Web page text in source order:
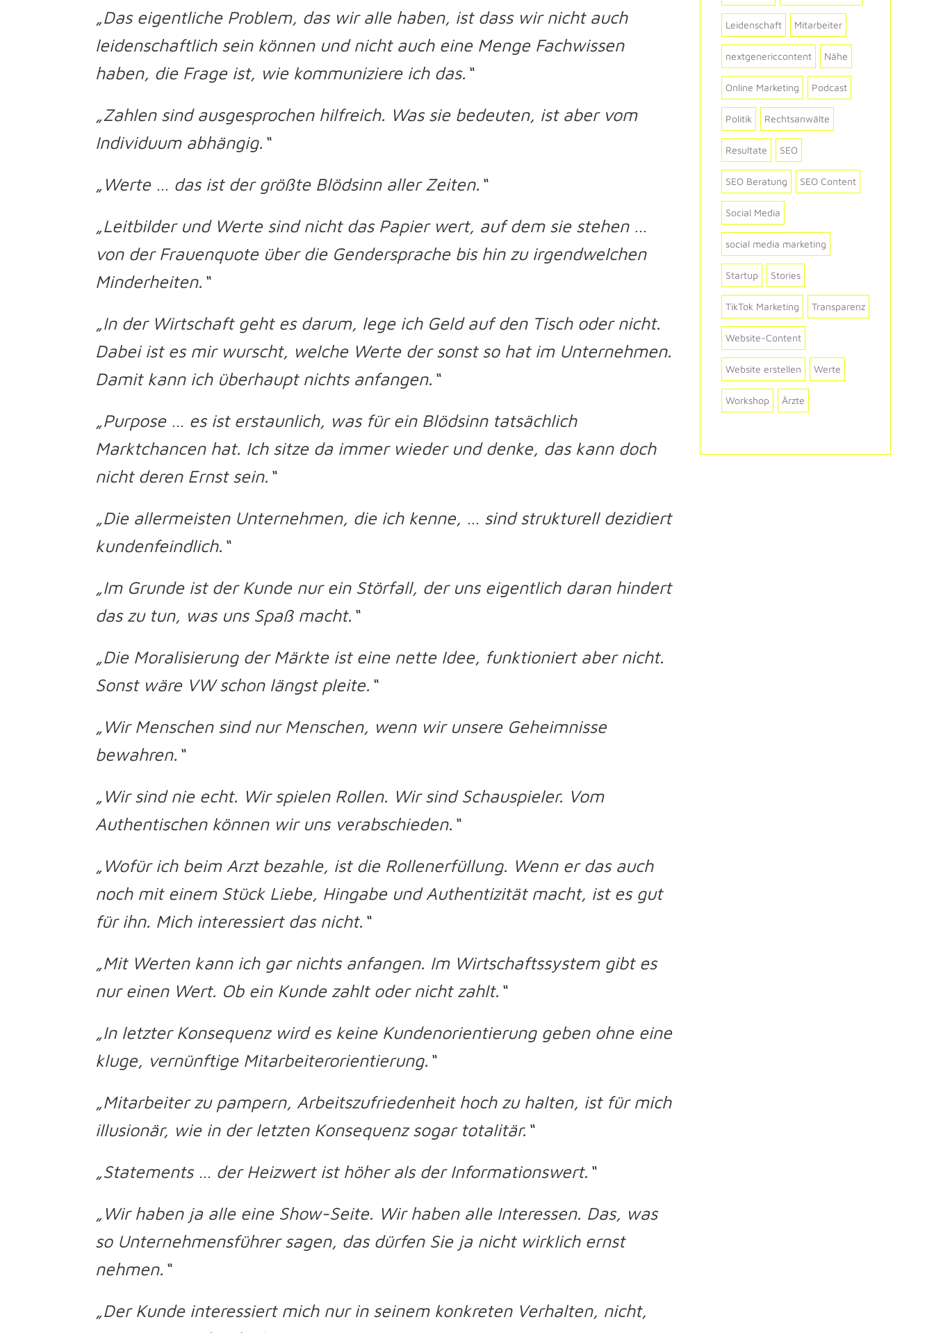
„Das eigentliche Problem, das wir alle haben, ist dass wir nicht auch
leidenschaftlich sein können und nicht auch eine Menge Fachwissen
haben, die Frage ist, wie kommuniziere ich das.“
„Zahlen sind ausgesprochen hilfreich. Was sie bedeuten, ist aber vom
Individuum abhängig.“
„Werte … das ist der größte Blödsinn aller Zeiten.“
„Leitbilder und Werte sind nicht das Papier wert, auf dem sie stehen …
von der Frauenquote über die Gendersprache bis hin zu irgendwelchen
Minderheiten.“
„In der Wirtschaft geht es darum, lege ich Geld auf den Tisch oder nicht.
Dabei ist es mir wurscht, welche Werte der sonst so hat im Unternehmen.
Damit kann ich überhaupt nichts anfangen.“
„Purpose … es ist erstaunlich, was für ein Blödsinn tatsächlich
Marktchancen hat. Ich sitze da immer wieder und denke, das kann doch
nicht deren Ernst sein.“
„Die allermeisten Unternehmen, die ich kenne, … sind strukturell dezidiert
kundenfeindlich.“
„Im Grunde ist der Kunde nur ein Störfall, der uns eigentlich daran hindert
das zu tun, was uns Spaß macht.“
„Die Moralisierung der Märkte ist eine nette Idee, funktioniert aber nicht.
Sonst wäre VW schon längst pleite.“
„Wir Menschen sind nur Menschen, wenn wir unsere Geheimnisse
bewahren.“
„Wir sind nie echt. Wir spielen Rollen. Wir sind Schauspieler. Vom
Authentischen können wir uns verabschieden.“
„Wofür ich beim Arzt bezahle, ist die Rollenerfüllung. Wenn er das auch
noch mit einem Stück Liebe, Hingabe und Authentizität macht, ist es gut
für ihn. Mich interessiert das nicht.“
„Mit Werten kann ich gar nichts anfangen. Im Wirtschaftssystem gibt es
nur einen Wert. Ob ein Kunde zahlt oder nicht zahlt.“
„In letzter Konsequenz wird es keine Kundenorientierung geben ohne eine
kluge, vernünftige Mitarbeiterorientierung.“
„Mitarbeiter zu pampern, Arbeitszufriedenheit hoch zu halten, ist für mich
illusionär, wie in der letzten Konsequenz sogar totalitär.“
„Statements … der Heizwert ist höher als der Informationswert.“
„Wir haben ja alle eine Show-Seite. Wir haben alle Interessen. Das, was
so Unternehmensführer sagen, das dürfen Sie ja nicht wirklich ernst
nehmen.“
„Der Kunde interessiert mich nur in seinem konkreten Verhalten, nicht,
Leidenschaft Mitarbeiter
nextgenericcontent Nähe
Online Marketing Podcast
Politik Rechtsanwälte
Resultate SEO
SEO Beratung SEO Content
Social Media
social media marketing
Startup Stories
TikTok Marketing Transparenz
Website-Content
Website erstellen Werte
Workshop Ärzte